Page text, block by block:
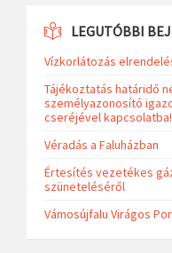
LEGUTÓBBI
Vízkorlátozás
Tájékoztatás határidő
személyazonosító
cseréjével kapcsolatba!
Véradás a Faluházban
Értesítés vezetékes
szüneteléséről
Vámosújfalu Virágos